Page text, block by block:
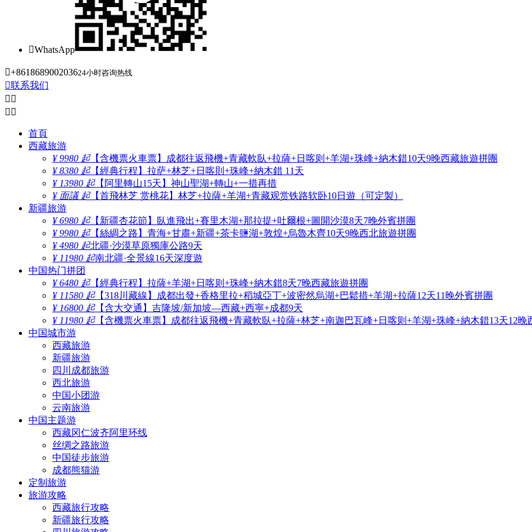
WhatsApp
+861868900203624小时咨询热线
联系我们
 
 
首頁
西藏旅游
¥ 9980 起【含機票火車票】成都往返飛機+青藏軟臥+拉薩+日喀则+羊湖+珠峰+納木錯10天9晚西藏旅遊拼團
¥ 8380 起【經典行程】拉萨+林芝+日喀則+珠峰+納木錯 11天
¥ 13980 起【阿里轉山15天】神山聖湖+轉山+一措再措
¥ 面議 起【首飛林芝 赏桃花】林芝+拉薩+羊湖+青藏观赏铁路软卧10日遊（可定製）
新疆旅游
¥ 6980 起【新疆杏花節】臥進飛出+賽里木湖+那拉提+吐爾根+圖開沙漠8天7晚外賓拼團
¥ 9980 起【絲綢之路】青海+甘肅+新疆+茶卡鹽湖+敦煌+烏魯木齊10天9晚西北旅遊拼團
¥ 4980 起北疆·沙漠草原獨庫公路9天
¥ 11980 起南北疆·全景線16天深度遊
中国热门拼团
¥ 6480 起【經典行程】拉薩+羊湖+日喀则+珠峰+納木錯8天7晚西藏旅遊拼團
¥ 11580 起【318川藏線】成都出發+香格里拉+稻城亞丁+波密然烏湖+巴鬆措+羊湖+拉薩12天11晚外賓拼團
¥ 16800 起【含大交通】吉隆坡/新加坡—西藏+西寧+成都9天
¥ 11980 起【含機票火車票】成都往返飛機+青藏軟臥+拉薩+林芝+南迦巴瓦峰+日喀则+羊湖+珠峰+納木錯13天12晚
中国城市游
西藏旅游
新疆旅游
四川成都旅游
西北旅游
中国小团游
云南旅游
中国主题游
西藏冈仁波齐阿里环线
丝绸之路旅游
中国徒步旅游
成都熊猫游
定制旅游
旅游攻略
西藏旅行攻略
新疆旅行攻略